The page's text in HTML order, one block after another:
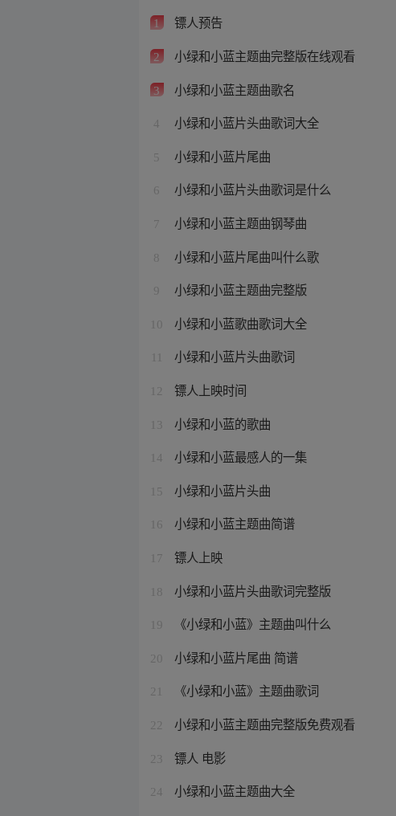
1 镖人预告
2 小绿和小蓝主题曲完整版在线观看
3 小绿和小蓝主题曲歌名
4 小绿和小蓝片头曲歌词大全
5 小绿和小蓝片尾曲
6 小绿和小蓝片头曲歌词是什么
7 小绿和小蓝主题曲钢琴曲
8 小绿和小蓝片尾曲叫什么歌
9 小绿和小蓝主题曲完整版
10 小绿和小蓝歌曲歌词大全
小绿和小蓝片头曲歌词
12 镖人上映时间
13 小绿和小蓝的歌曲
14 小绿和小蓝最感人的一集
15 小绿和小蓝片头曲
16 小绿和小蓝主题曲简谱
17 镖人上映
18 小绿和小蓝片头曲歌词完整版
19 《小绿和小蓝》主题曲叫什么
20 小绿和小蓝片尾曲 简谱
21 《小绿和小蓝》主题曲歌词
22 小绿和小蓝主题曲完整版免费观看
23 镖人 电影
24
小绿和小蓝主题曲大全